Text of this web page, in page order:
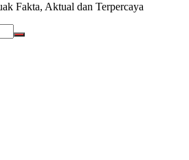
Fakta, Aktual dan Terpercaya